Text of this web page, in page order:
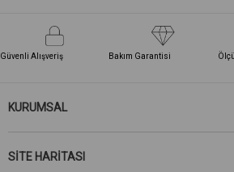
Güvenli Alışveriş Bakım Garantisi
KURUMSAL
SİTE HARİTASI